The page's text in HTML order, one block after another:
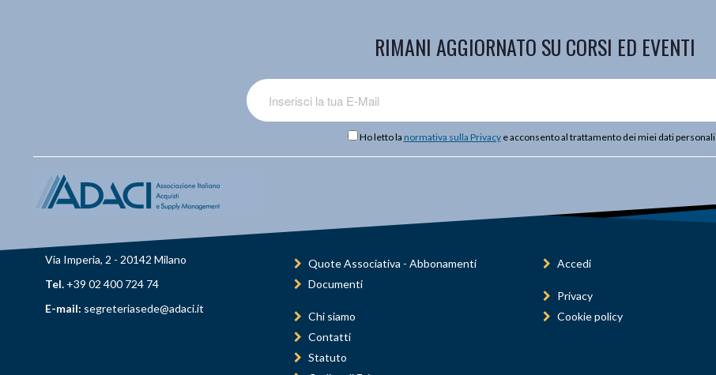
RIMANI AGGIORNATO SU CORSI ED EVENTI
Ho letto la normativa sulla Privacye acconsento al trattamento dei miei dati personali
Via Imperia, 2 - 20142 Milano
Tel. +39 02 400 724 74
E-mail: segreteriasede@adaci.it
Quote Associativa - Abbonamenti
Documenti
Chi siamo
Contatti
Statuto
Accedi
Privacy
Cookie policy